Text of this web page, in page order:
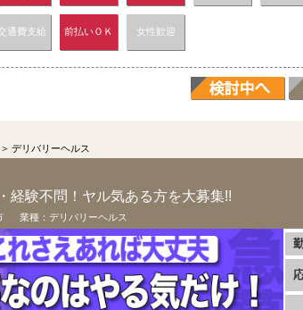
通費支給 前払いＯＫ 女性歓迎
> デリバリーヘルス
経験不問！ヤル気ある方を大募集!!
業種： デリバリーヘルス